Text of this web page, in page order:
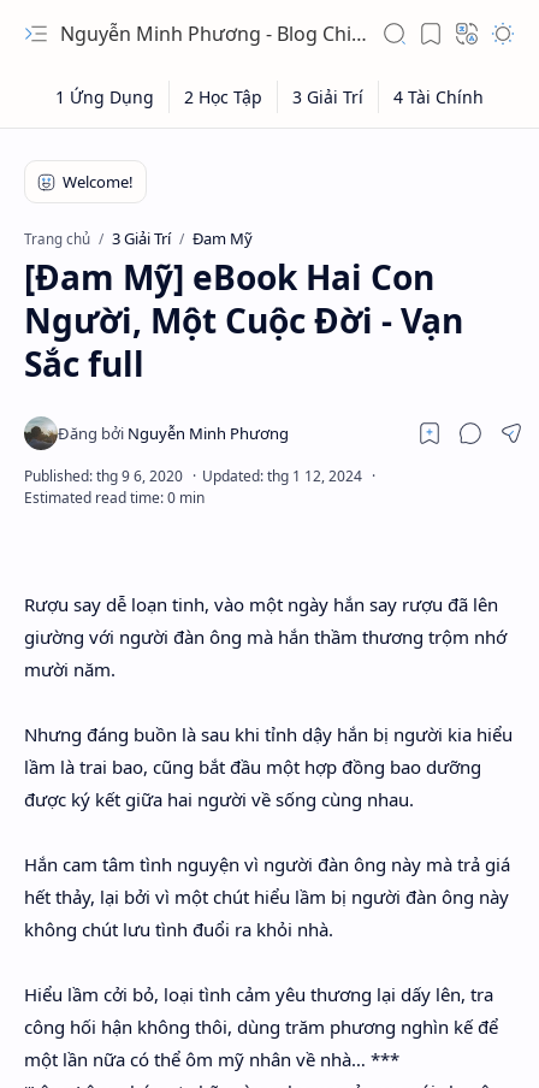
Nguyễn Minh Phương - Blog Chia sẻ Kiến thức Chứng khoán & Tài liệu Toán học
Hidden Menu
Trang chủ 3 Giải Trí Đam Mỹ
[Đam Mỹ] eBook Hai Con
Người, Một Cuộc Đời - Vạn
Sắc full
Rượu say dễ loạn tinh, vào một ngày hắn say rượu đã lên
giường với người đàn ông mà hắn thầm thương trộm nhớ
mười năm.
Nhưng đáng buồn là sau khi tỉnh dậy hắn bị người kia hiểu
lầm là trai bao, cũng bắt đầu một hợp đồng bao dưỡng
được ký kết giữa hai người về sống cùng nhau.
Hắn cam tâm tình nguyện vì người đàn ông này mà trả giá
hết thảy, lại bởi vì một chút hiểu lầm bị người đàn ông này
không chút lưu tình đuổi ra khỏi nhà.
Hiểu lầm cởi bỏ, loại tình cảm yêu thương lại dấy lên, tra
công hối hận không thôi, dùng trăm phương nghìn kế để
một lần nữa có thể ôm mỹ nhân về nhà… ***